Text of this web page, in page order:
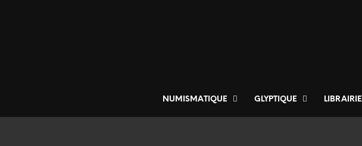
NUMISMATIQUE GLYPTIQUE LIBRAIRIE